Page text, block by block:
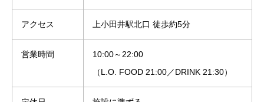
アクセス 上小田井駅北口 徒歩約5分
営業時間
10:00～22:00
（L.O. FOOD 21:00／DRINK 21:30）